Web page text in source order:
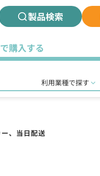
製品検索
購入する
利用業種で探す
、当日配送